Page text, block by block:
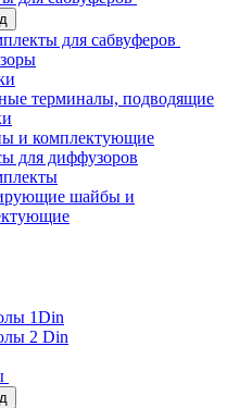
для сабвуферов
терминалы, подводящие
и комплектующие
для диффузоров
шайбы и
1Din
2 Din